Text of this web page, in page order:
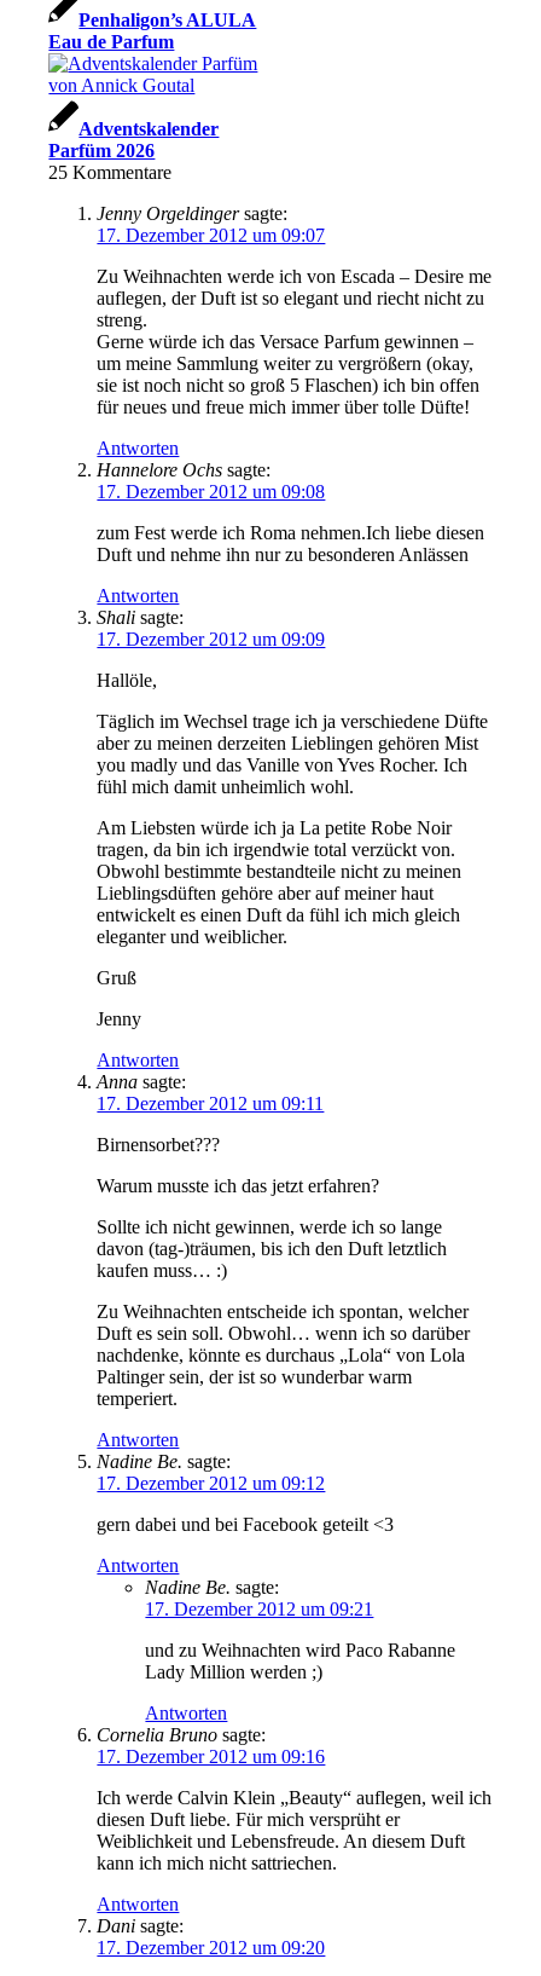
Penhaligon’s ALULA
Eau de Parfum
Adventskalender
Parfüm 2026
25 Kommentare
Jenny Orgeldinger sagte:
17. Dezember 2012 um 09:07
Zu Weihnachten werde ich von Escada – Desire me
auflegen, der Duft ist so elegant und riecht nicht zu
streng.
Gerne würde ich das Versace Parfum gewinnen –
um meine Sammlung weiter zu vergrößern (okay,
sie ist noch nicht so groß 5 Flaschen) ich bin offen
für neues und freue mich immer über tolle Düfte!
Antworten
Hannelore Ochs sagte:
17. Dezember 2012 um 09:08
zum Fest werde ich Roma nehmen.Ich liebe diesen
Duft und nehme ihn nur zu besonderen Anlässen
Antworten
Shali sagte:
17. Dezember 2012 um 09:09
Hallöle,
Täglich im Wechsel trage ich ja verschiedene Düfte
aber zu meinen derzeiten Lieblingen gehören Mist
you madly und das Vanille von Yves Rocher. Ich
fühl mich damit unheimlich wohl.
Am Liebsten würde ich ja La petite Robe Noir
tragen, da bin ich irgendwie total verzückt von.
Obwohl bestimmte bestandteile nicht zu meinen
Lieblingsdüften gehöre aber auf meiner haut
entwickelt es einen Duft da fühl ich mich gleich
eleganter und weiblicher.
Gruß
Jenny
Antworten
Anna sagte:
17. Dezember 2012 um 09:11
Birnensorbet???
Warum musste ich das jetzt erfahren?
Sollte ich nicht gewinnen, werde ich so lange
davon (tag-)träumen, bis ich den Duft letztlich
kaufen muss… :)
Zu Weihnachten entscheide ich spontan, welcher
Duft es sein soll. Obwohl… wenn ich so darüber
nachdenke, könnte es durchaus „Lola“ von Lola
Paltinger sein, der ist so wunderbar warm
temperiert.
Antworten
Nadine Be. sagte:
17. Dezember 2012 um 09:12
gern dabei und bei Facebook geteilt <3
Antworten
Nadine Be. sagte:
17. Dezember 2012 um 09:21
und zu Weihnachten wird Paco Rabanne
Lady Million werden ;)
Antworten
Cornelia Bruno sagte:
17. Dezember 2012 um 09:16
Ich werde Calvin Klein „Beauty“ auflegen, weil ich
diesen Duft liebe. Für mich versprüht er
Weiblichkeit und Lebensfreude. An diesem Duft
kann ich mich nicht sattriechen.
Antworten
Dani sagte:
17. Dezember 2012 um 09:20